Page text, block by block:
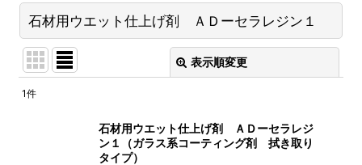
石材用ウエット仕上げ剤 ＡＤーセラレジン１
表示順変更
1件
石材用ウエット仕上げ剤 ＡＤーセラレジ
ン１（ガラス系コーティング剤 拭き取り
タイプ）